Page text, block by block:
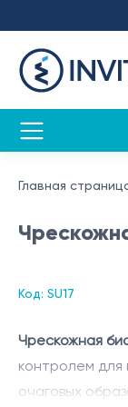
Главная
Код: SU17
Чрескожная
контролем для
очаговых